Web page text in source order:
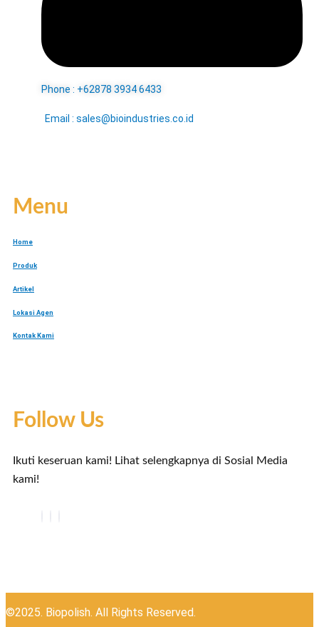
Phone : +62878 3934 6433
Email : sales@bioindustries.co.id
Menu
Home
Produk
Artikel
Lokasi Agen
Kontak Kami
Follow Us
Ikuti keseruan kami! Lihat selengkapnya di Sosial Media
kami!
©2025. Biopolish. All Rights Reserved.